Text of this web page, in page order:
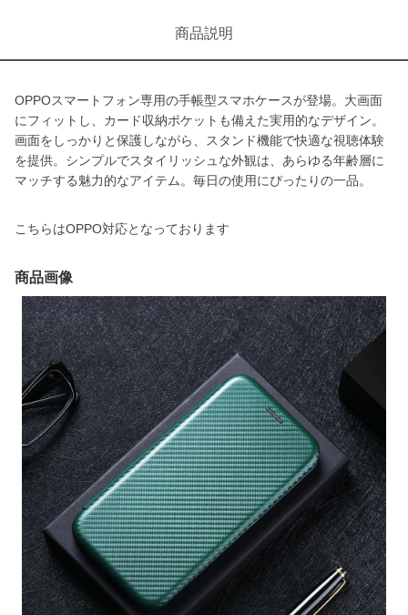
商品説明
OPPOスマートフォン専用の手帳型スマホケースが登場。大画面
にフィットし、カード収納ポケットも備えた実用的なデザイン。
画面をしっかりと保護しながら、スタンド機能で快適な視聴体験
を提供。シンプルでスタイリッシュな外観は、あらゆる年齢層に
マッチする魅力的なアイテム。毎日の使用にぴったりの一品。
こちらはOPPO対応となっております
商品画像